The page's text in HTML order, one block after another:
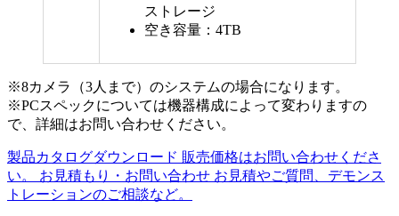
ストレージ
空き容量：4TB
※8カメラ（3人まで）のシステムの場合になります。
※PCスペックについては機器構成によって変わりますの
で、詳細はお問い合わせください。
製品カタログダウンロード 販売価格はお問い合わせくださ
い。
お見積もり・お問い合わせ お見積やご質問、デモンス
トレーションのご相談など。